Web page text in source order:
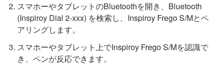
スマホーやタブレットのBluetoothを開き、Bluetooth
(Inspiroy Dial 2-xxx) を検索し、Inspiroy Frego S/Mとペ
アリングします。
スマホーやタブレット上でInspiroy Frego S/Mを認識で
き、ペンが反応できます。